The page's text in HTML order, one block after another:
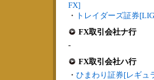
FX]
・ トレイダーズ証券
FX取引会社ナ行
-
FX取引会社ハ行
・ ひまわり証券[レギュ